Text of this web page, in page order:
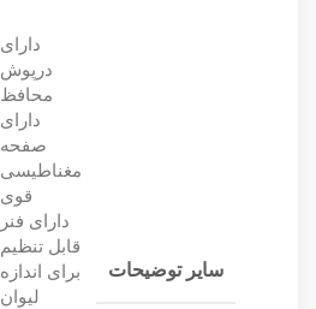
سایر توضیحات
دارای
درپوش
محافظ
دارای
صفحه
مغناطیسی
قوی
دارای فنر
قابل تنظیم
برای اندازه
لیوان